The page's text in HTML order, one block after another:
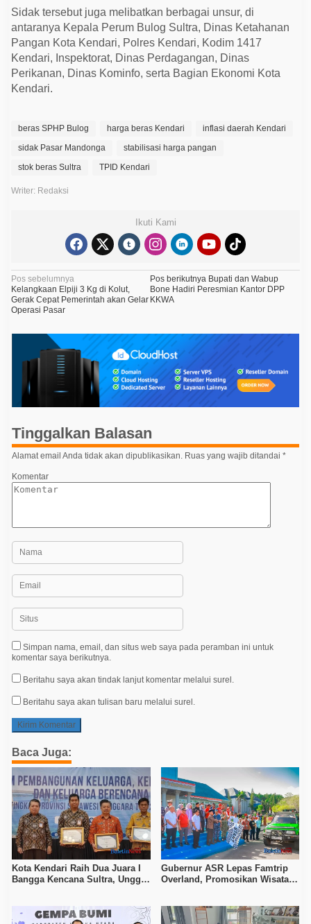
Sidak tersebut juga melibatkan berbagai unsur, di
antaranya Kepala Perum Bulog Sultra, Dinas Ketahanan
Pangan Kota Kendari, Polres Kendari, Kodim 1417
Kendari, Inspektorat, Dinas Perdagangan, Dinas
Perikanan, Dinas Kominfo, serta Bagian Ekonomi Kota
Kendari.
beras SPHP Bulog harga beras Kendari
inflasi daerah Kendari
sidak Pasar Mandonga
stabilisasi harga pangan
stok beras Sultra
TPID Kendari
Writer: Redaksi
Ikuti Kami
N
a
v
i
i
p
o
s
Pos sebelumnya
Kelangkaan Elpiji 3 Kg di Kolut,
Gerak Cepat Pemerintah akan Gelar
Operasi Pasar
Pos berikutnya Bupati dan Wabup
Bone Hadiri Peresmian Kantor DPP
KKWA
Tinggalkan Balasan
Alamat email Anda tidak akan dipublikasikan. Ruas yang wajib ditandai *
Komentar
Simpan nama, email, dan situs web saya pada peramban ini untuk
komentar saya berikutnya.
Beritahu saya akan tindak lanjut komentar melalui surel.
Beritahu saya akan tulisan baru melalui surel.
Baca Juga:
Kota Kendari Raih Dua Juara I
Bangga Kencana Sultra, Unggul
Gubernur ASR Lepas Famtrip
Overland, Promosikan Wisata